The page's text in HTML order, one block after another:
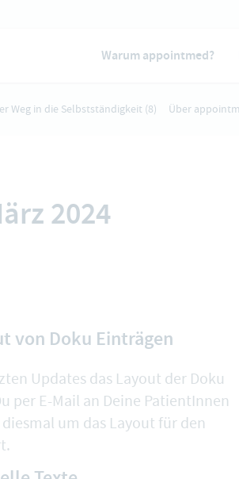
Warum appointmed?
Weg in die Selbstständigkeit (8) Über
2024
von Doku Einträgen
Updates das Layout der Doku
per E-Mail an Deine PatientInnen
um das Layout für den